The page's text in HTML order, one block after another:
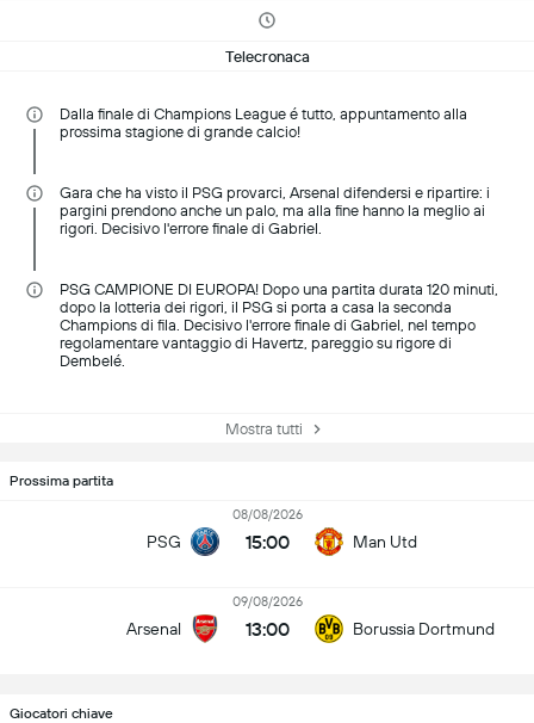
Telecronaca
Dalla finale di Champions League é tutto, appuntamento alla
prossima stagione di grande calcio!
Gara che ha visto il PSG provarci, Arsenal difendersi e ripartire: i
pargini prendono anche un palo, ma alla fine hanno la meglio ai
rigori. Decisivo l'errore finale di Gabriel.
PSG CAMPIONE DI EUROPA! Dopo una partita durata 120 minuti,
dopo la lotteria dei rigori, il PSG si porta a casa la seconda
Champions di fila. Decisivo l'errore finale di Gabriel, nel tempo
regolamentare vantaggio di Havertz, pareggio su rigore di
Dembelé.
Mostra tutti
Prossima partita
PSG
08/08/2026
15:00 Man Utd
Arsenal
09/08/2026
13:00 Borussia Dortmund
Giocatori chiave